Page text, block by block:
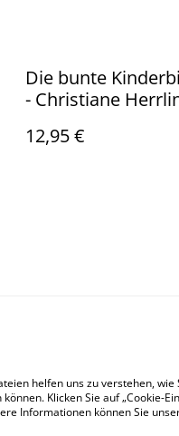
Die bunte
- Christiane
12,95 €
helfen uns zu verstehen,
Klicken Sie auf „Cookie-
Informationen können Sie